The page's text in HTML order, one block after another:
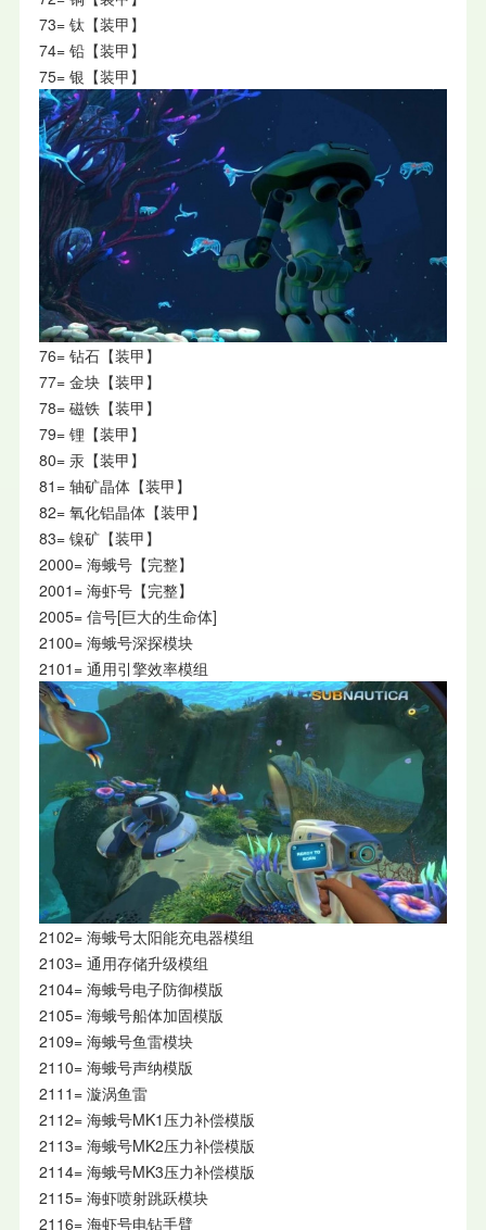
73= 钛【装甲】
74= 铅【装甲】
75= 银【装甲】
76= 钻石【装甲】
77= 金块【装甲】
78= 磁铁【装甲】
79= 锂【装甲】
80= 汞【装甲】
81= 轴矿晶体【装甲】
82= 氧化铝晶体【装甲】
83= 镍矿【装甲】
2000= 海蛾号【完整】
2001= 海虾号【完整】
2005= 信号[巨大的生命体]
2100= 海蛾号深探模块
2101= 通用引擎效率模组
2102= 海蛾号太阳能充电器模组
2103= 通用存储升级模组
2104= 海蛾号电子防御模版
2105= 海蛾号船体加固模版
2109= 海蛾号鱼雷模块
2110= 海蛾号声纳模版
2111= 漩涡鱼雷
2112= 海蛾号MK1压力补偿模版
2113= 海蛾号MK2压力补偿模版
2114= 海蛾号MK3压力补偿模版
2115= 海虾喷射跳跃模块
2116= 海虾号电钻手臂